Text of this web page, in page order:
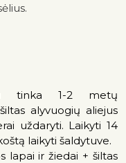
tinka 1-2 metų
alyvuogių aliejus
uždaryti. Laikyti 14
laikyti šaldytuve.
lapai ir žiedai + šiltas